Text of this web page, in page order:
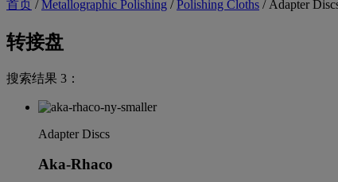
首页 /Metallographic Polishing /Polishing Cloths / Adapter
转接盘
搜索结果 3：
Adapter Discs
Aka-Rhaco